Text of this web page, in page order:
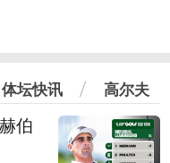
体坛快讯 高尔夫
伯